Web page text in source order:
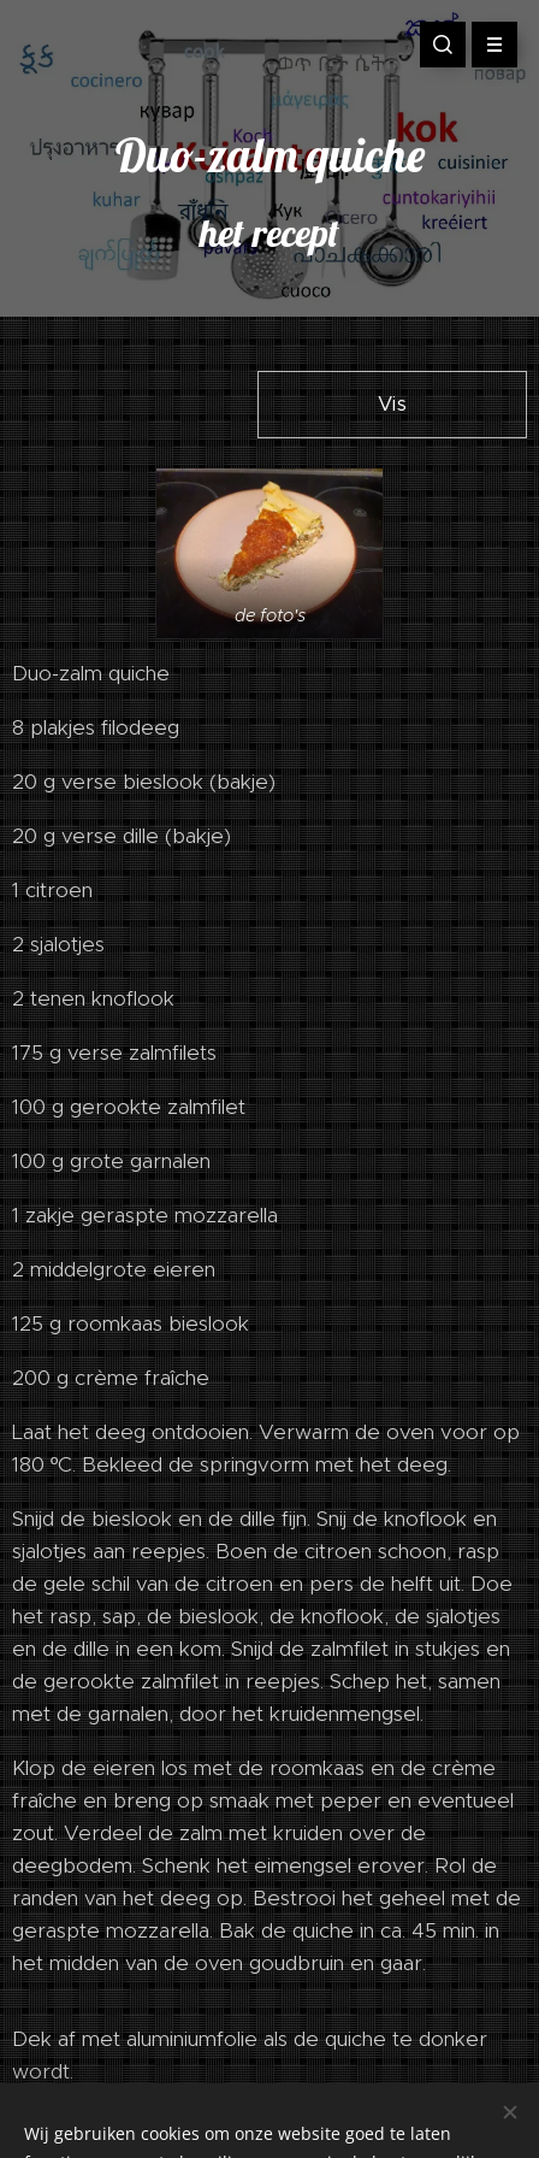
Duo-zalm quiche
het recept
Vis
de foto's
Duo-zalm quiche
8 plakjes filodeeg
20 g verse bieslook (bakje)
20 g verse dille (bakje)
1 citroen
2 sjalotjes
2 tenen knoflook
175 g verse zalmfilets
100 g gerookte zalmfilet
100 g grote garnalen
1 zakje geraspte mozzarella
2 middelgrote eieren
125 g roomkaas bieslook
200 g crème fraîche
Laat het deeg ontdooien. Verwarm de oven voor op
180 ºC. Bekleed de springvorm met het deeg.
Snijd de bieslook en de dille fijn. Snij de knoflook en
sjalotjes aan reepjes. Boen de citroen schoon, rasp
de gele schil van de citroen en pers de helft uit. Doe
het rasp, sap, de bieslook, de knoflook, de sjalotjes
en de dille in een kom. Snijd de zalmfilet in stukjes en
de gerookte zalmfilet in reepjes. Schep het, samen
met de garnalen, door het kruidenmengsel.
Klop de eieren los met de roomkaas en de crème
fraîche en breng op smaak met peper en eventueel
zout. Verdeel de zalm met kruiden over de
deegbodem. Schenk het eimengsel erover. Rol de
randen van het deeg op. Bestrooi het geheel met de
geraspte mozzarella. Bak de quiche in ca. 45 min. in
het midden van de oven goudbruin en gaar.
Dek af met aluminiumfolie als de quiche te donker
wordt.
Wij gebruiken cookies om onze website goed te laten